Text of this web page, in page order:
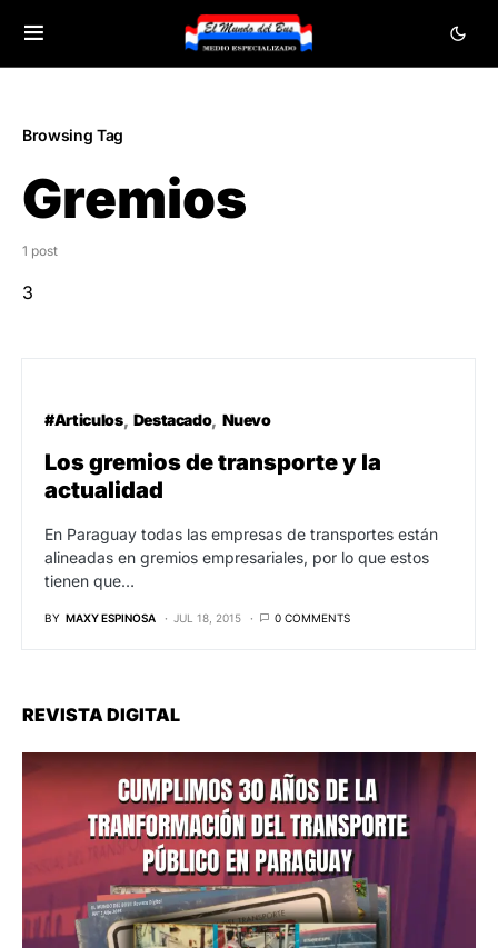
Browsing Tag
Gremios
1 post
3
#Articulos Destacado Nuevo
Los gremios de transporte y la
actualidad
En Paraguay todas las empresas de transportes están
alineadas en gremios empresariales, por lo que estos
tienen que…
BY MAXY ESPINOSA JUL 18, 2015 0 COMMENTS
REVISTA DIGITAL